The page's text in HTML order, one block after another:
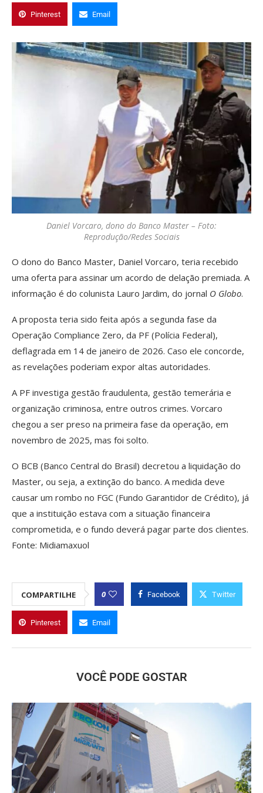
Pinterest Email
Daniel Vorcaro, dono do Banco Master – Foto:
Reprodução/Redes Sociais
O dono do Banco Master, Daniel Vorcaro, teria recebido
uma oferta para assinar um acordo de delação premiada. A
informação é do colunista Lauro Jardim, do jornal O Globo.
A proposta teria sido feita após a segunda fase da
Operação Compliance Zero, da PF (Polícia Federal),
deflagrada em 14 de janeiro de 2026. Caso ele concorde,
as revelações poderiam expor altas autoridades.
A PF investiga gestão fraudulenta, gestão temerária e
organização criminosa, entre outros crimes. Vorcaro
chegou a ser preso na primeira fase da operação, em
novembro de 2025, mas foi solto.
O BCB (Banco Central do Brasil) decretou a liquidação do
Master, ou seja, a extinção do banco. A medida deve
causar um rombo no FGC (Fundo Garantidor de Crédito), já
que a instituição estava com a situação financeira
comprometida, e o fundo deverá pagar parte dos clientes.
Fonte: Midiamaxuol
COMPARTILHE 0 Facebook Twitter
Pinterest Email
VOCÊ PODE GOSTAR